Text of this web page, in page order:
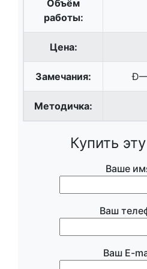
Объём
работы:
Цена:
Замечания:
Методичка:
Купить
Ваше
Ваш
Ваш E-